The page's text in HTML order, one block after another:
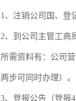
1、注销公司国、登
2、到公司主管工商
所需资料有：公司
两步可同时办理）。
3、登报公告（登报